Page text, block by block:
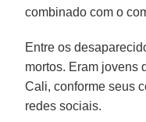
combinado com o
Entre os
mortos. Eram jovens
Cali, conforme seus
redes sociais.